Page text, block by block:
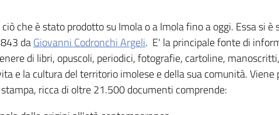
che è stato prodotto su Imola o a Imola fino a oggi. Essa si
daGiovanni Codronchi Argeli. E' la principale fonte di
di libri, opuscoli, periodici, fotografie, cartoline,
e la cultura del territorio imolese e della sua comunità. Viene
ricca di oltre 21.500 documenti comprende: